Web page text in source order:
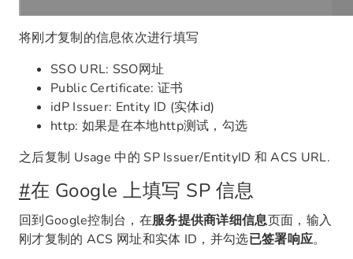
将刚才复制的信息依次进行填写
SSO URL: SSO网址
Public Certificate: 证书
idP Issuer: Entity ID (实体id)
http: 如果是在本地http测试，勾选
之后复制 Usage 中的 SP Issuer/EntityID 和 ACS URL.
#在 Google 上填写 SP 信息
回到Google控制台，在服务提供商详细信息页面，输入
刚才复制的 ACS 网址和实体 ID，并勾选已签署响应。